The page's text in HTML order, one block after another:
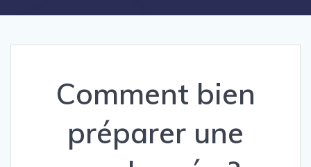
Comment bien
préparer une